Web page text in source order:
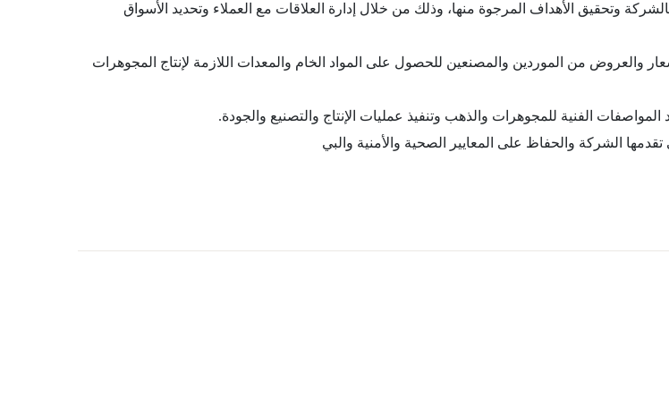
وتحقيق الأهداف المرجوة منها، وذلك من خلال إدارة العلاقات مع العملاء وتحديد الأسواق
والعروض من الموردين والمصنعين للحصول على المواد الخام والمعدات اللازمة لإنتاج المجوهرات